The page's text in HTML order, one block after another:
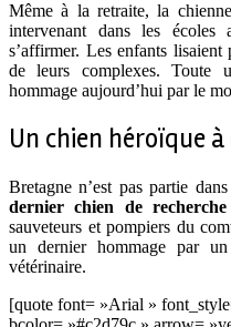
Même à la retraite, la
intervenant dans les
s’affirmer. Les enfants
de leurs complexes. Toute
hommage aujourd’hui par le
Un chien héroïque
Bretagne n’est pas partie
dernier chien de
sauveteurs et pompiers du
un dernier hommage par
vétérinaire.
[quote font= »Arial »